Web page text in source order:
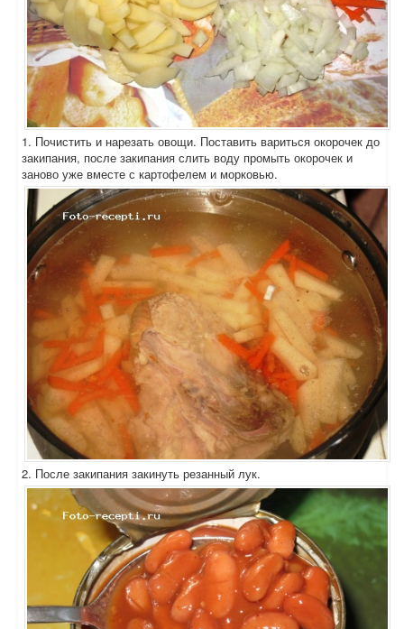
1. Почистить и нарезать овощи. Поставить вариться окорочек до
закипания, после закипания слить воду промыть окорочек и
заново уже вместе с картофелем и морковью.
2. После закипания закинуть резанный лук.